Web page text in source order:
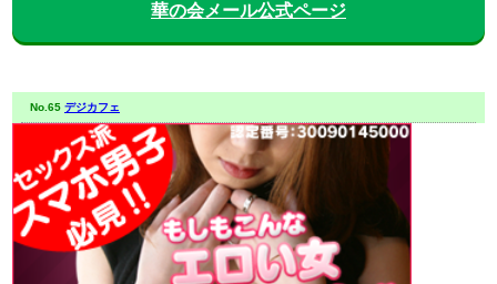
華の会メール公式ページ
No.65 デジカフェ